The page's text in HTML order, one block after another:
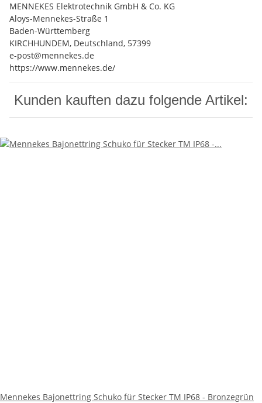
MENNEKES Elektrotechnik GmbH & Co. KG
Aloys-Mennekes-Straße 1
Baden-Württemberg
KIRCHHUNDEM, Deutschland, 57399
e-post@mennekes.de
https://www.mennekes.de/
Kunden kauften dazu folgende Artikel:
Mennekes Bajonettring Schuko für Stecker TM IP68 - Bronzegrün